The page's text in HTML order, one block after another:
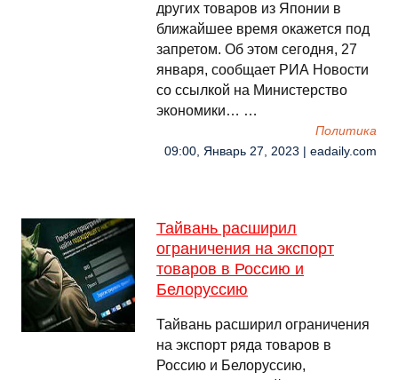
других товаров из Японии в
ближайшее время окажется под
запретом. Об этом сегодня, 27
января, сообщает РИА Новости
со ссылкой на Министерство
экономики… …
Политика
09:00, Январь 27, 2023 | eadaily.com
Тайвань расширил
ограничения на экспорт
товаров в Россию и
Белоруссию
Тайвань расширил ограничения
на экспорт ряда товаров в
Россию и Белоруссию,